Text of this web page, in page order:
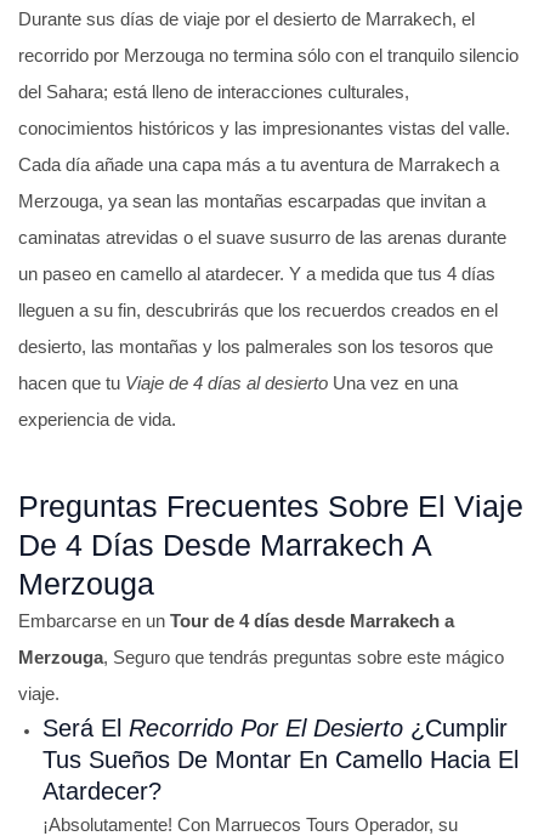
Durante sus días de viaje por el desierto de Marrakech, el
recorrido por Merzouga no termina sólo con el tranquilo silencio
del Sahara; está lleno de interacciones culturales,
conocimientos históricos y las impresionantes vistas del valle.
Cada día añade una capa más a tu aventura de Marrakech a
Merzouga, ya sean las montañas escarpadas que invitan a
caminatas atrevidas o el suave susurro de las arenas durante
un paseo en camello al atardecer. Y a medida que tus 4 días
lleguen a su fin, descubrirás que los recuerdos creados en el
desierto, las montañas y los palmerales son los tesoros que
hacen que tu Viaje de 4 días al desierto Una vez en una
experiencia de vida.
Preguntas Frecuentes Sobre El Viaje
De 4 Días Desde Marrakech A
Merzouga
Embarcarse en un Tour de 4 días desde Marrakech a
Merzouga, Seguro que tendrás preguntas sobre este mágico
viaje.
Será El Recorrido Por El Desierto ¿Cumplir
Tus Sueños De Montar En Camello Hacia El
Atardecer?
¡Absolutamente! Con Marruecos Tours Operador, su